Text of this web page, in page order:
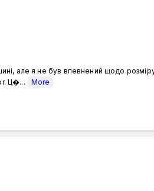
але я не був впевнений щодо
Ц�...
More